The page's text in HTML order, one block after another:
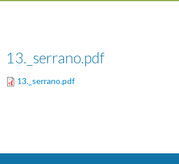
13._serrano.pdf
13._serrano.pdf